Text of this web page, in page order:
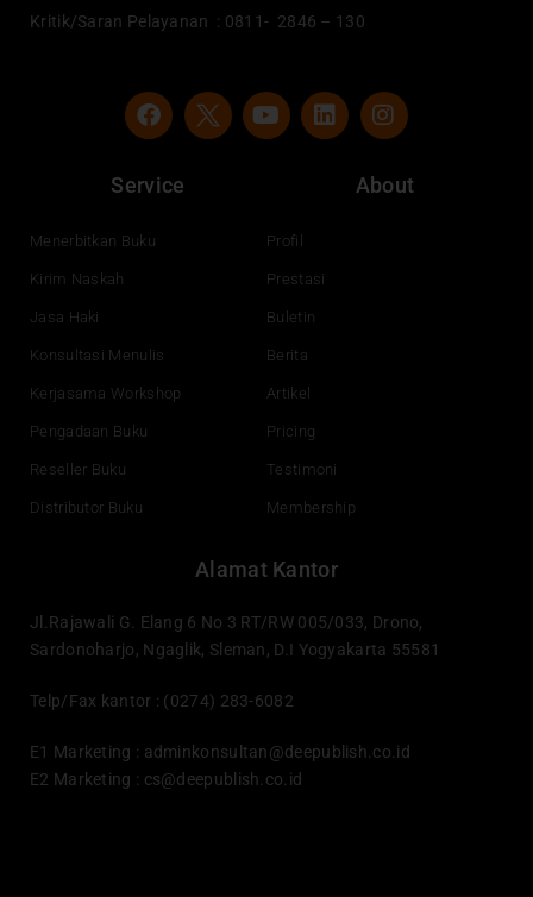
Kritik/Saran Pelayanan : 0811- 2846 – 130
F
a
e
b
o
Y
o
e
L
i
n
I
n
t
a
Service
Menerbitkan Buku
Kirim Naskah
Jasa Haki
Konsultasi Menulis
Kerjasama Workshop
Pengadaan Buku
Reseller Buku
Distributor Buku
About
Profil
Prestasi
Buletin
Berita
Artikel
Pricing
Testimoni
Membership
Alamat Kantor
Jl.Rajawali G. Elang 6 No 3 RT/RW 005/033, Drono,
Sardonoharjo, Ngaglik, Sleman, D.I Yogyakarta 55581
Telp/Fax kantor : (0274) 283-6082
E1 Marketing : adminkonsultan@deepublish.co.id
E2 Marketing : cs@deepublish.co.id